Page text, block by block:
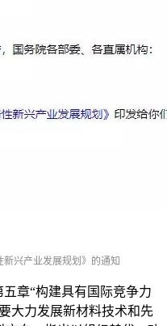
新兴产业发展规划》的通知
五章“构建具有国际竞争力
大力发展新材料技术和先